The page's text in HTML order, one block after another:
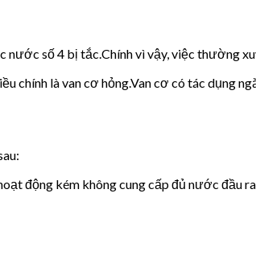
số 4 bị tắc.Chính vì vậy, việc thường
chính là van cơ hỏng.Van cơ có tác dụng
động kém không cung cấp đủ nước đầu